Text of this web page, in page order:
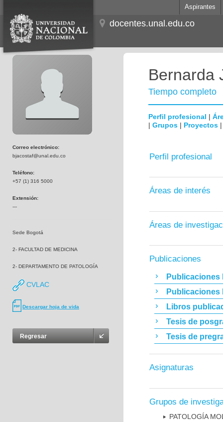
Aspirantes
docentes.unal.edu.co
Correo electrónico:
bjacostaf@unal.edu.co
Teléfono:
+57 (1) 316 5000
Extensión:
---
Sede Bogotá
2- FACULTAD DE MEDICINA
2- DEPARTAMENTO DE PATOLOGÍA
CVLAC
Descargar hoja de vida
Regresar
Bernarda
Tiempo completo
Perfil profesional |
| Grupos | Proyectos
Perfil profesional
Áreas de interés
Áreas de
Publicaciones
Publicaciones
Publicaciones
Libros
Tesis de
Tesis de
Asignaturas
Grupos de
PATOLOGÍA